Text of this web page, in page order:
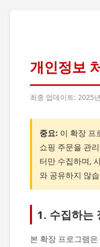
개인정보
최종 업데이트: 2025
중요: 이 확장 프
쇼핑 주문을 관
터만 수집하며,
와 공유하지 않
1. 수집하는
본 확장 프로그램